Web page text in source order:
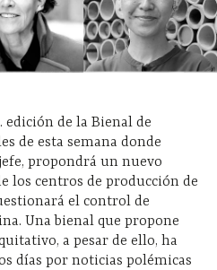
edición de la Bienal de
de esta semana donde
propondrá un nuevo
los centros de producción de
el control de
Una bienal que propone
a pesar de ello, ha
días por noticias polémicas